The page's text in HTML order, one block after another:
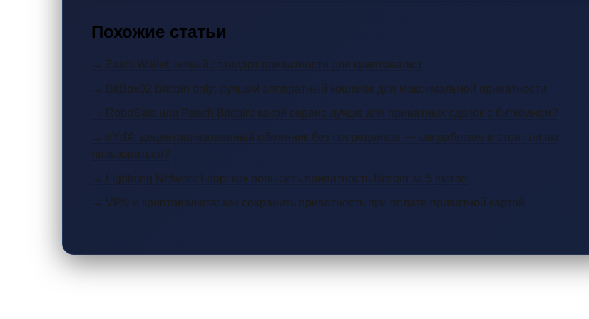
Похожие статьи
→ Zashi Wallet: новый стандарт приватности для криптовалют
→ BitBox02 Bitcoin only: лучший аппаратный кошелёк для максимальной приватности
→ RoboSats или Peach Bitcoin: какой сервис лучше для приватных сделок с биткоином?
→ dYdX: децентрализованный обменник без посредников — как работает и стоит ли им
пользоваться?
→ Lightning Network Loop: как повысить приватность Bitcoin за 5 шагов
→ VPN и криптовалюта: как сохранить приватность при оплате приватной картой